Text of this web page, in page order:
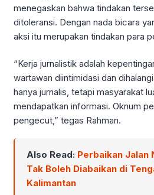
menegaskan bahwa tindakan
ditoleransi. Dengan nada bicara
aksi itu merupakan tindakan para
“Kerja jurnalistik adalah
wartawan diintimidasi dan
hanya jurnalis, tetapi masyarakat
mendapatkan informasi. Oknum
pengecut,” tegas Rahman.
Also Read: Perbaikan Jalan
Tak Boleh Diabaikan di
Kalimantan